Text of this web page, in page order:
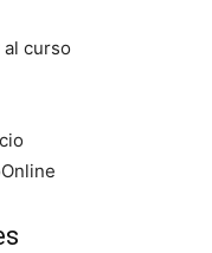
curso